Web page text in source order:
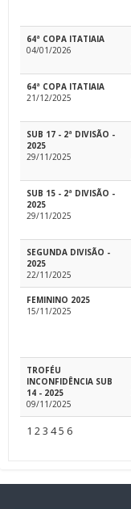
64ª COPA ITATIAIA
04/01/2026
64ª COPA ITATIAIA
21/12/2025
SUB 17 - 2ª DIVISÃO -
2025
29/11/2025
SUB 15 - 2ª DIVISÃO -
2025
29/11/2025
SEGUNDA DIVISÃO -
2025
22/11/2025
FEMININO 2025
15/11/2025
TROFÉU
INCONFIDÊNCIA SUB
14 - 2025
09/11/2025
1 23 45 6